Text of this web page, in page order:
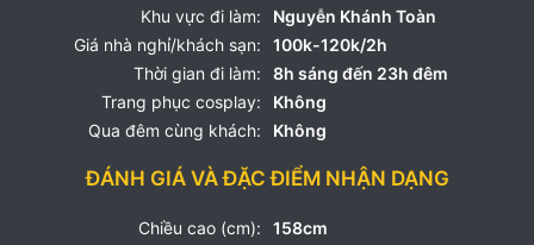
Khu vực đi làm:
Nguyễn Khánh Toàn
Giá nhà nghỉ/khách sạn:
100k-120k/2h
Thời gian đi làm:
8h sáng đến 23h đêm
Trang phục cosplay:
Không
Qua đêm cùng khách:
Không
ĐÁNH GIÁ VÀ ĐẶC ĐIỂM NHẬN DẠNG
Chiều cao (cm):
158cm